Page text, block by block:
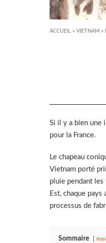
ACCUEIL » VIETNAM »
Si il y a bien une
pour la France.
Le chapeau
Vietnam porté
pluie pendant les
Est, chaque
processus de
Sommaire